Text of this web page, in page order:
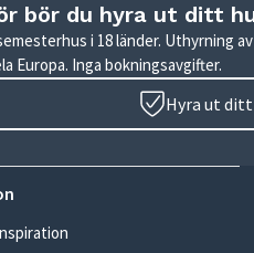
bör du hyra ut ditt
i 18 länder. Uthyrning
Europa. Inga bokningsavgifter.
Hyra ut